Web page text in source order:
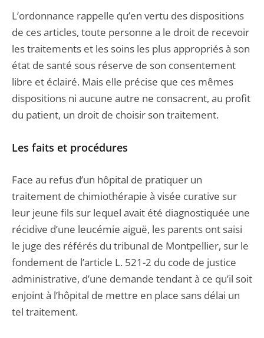
L’ordonnance rappelle qu’en vertu des dispositions
de ces articles, toute personne a le droit de recevoir
les traitements et les soins les plus appropriés à son
état de santé sous réserve de son consentement
libre et éclairé. Mais elle précise que ces mêmes
dispositions ni aucune autre ne consacrent, au profit
du patient, un droit de choisir son traitement.
Les faits et procédures
Face au refus d’un hôpital de pratiquer un
traitement de chimiothérapie à visée curative sur
leur jeune fils sur lequel avait été diagnostiquée une
récidive d’une leucémie aiguë, les parents ont saisi
le juge des référés du tribunal de Montpellier, sur le
fondement de l’article L. 521-2 du code de justice
administrative, d’une demande tendant à ce qu’il soit
enjoint à l’hôpital de mettre en place sans délai un
tel traitement.